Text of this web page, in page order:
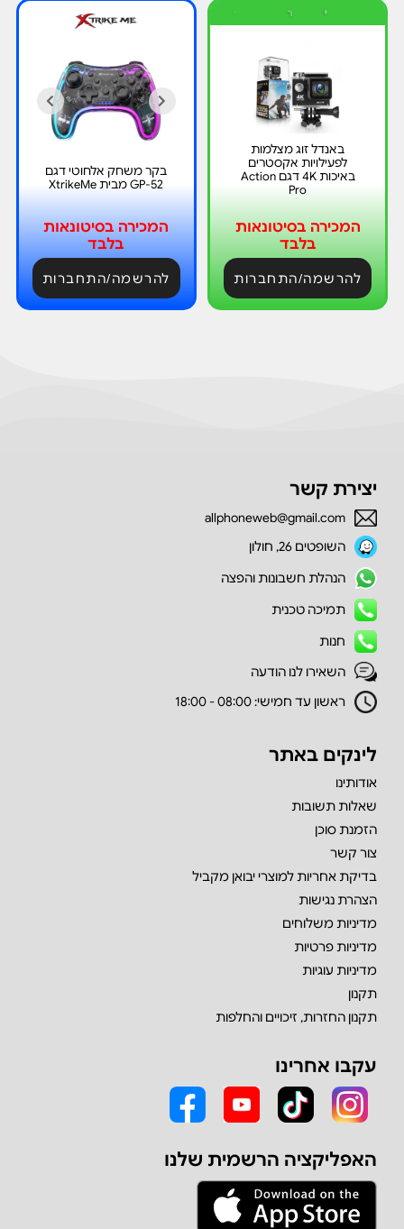
באנדל זוג מצלמות
לפעילויות אקסטרים
באיכות 4K דגם Action
Pro
המכירה בסיטונאות
בלבד
להרשמה/התחברות
בקר משחק אלחוטי דגם
GP-52 מבית XtrikeMe
המכירה בסיטונאות
בלבד
להרשמה/התחברות
יצירת קשר
allphoneweb@gmail.com
השופטים 26, חולון
הנהלת חשבונות והפצה
תמיכה טכנית
חנות
השאירו לנו הודעה
ראשון עד חמישי: 08:00 - 18:00
לינקים באתר
אודותינו
שאלות תשובות
הזמנת סוכן
צור קשר
בדיקת אחריות למוצרי יבואן מקביל
הצהרת נגישות
מדיניות משלוחים
מדיניות פרטיות
מדיניות עוגיות
תקנון
תקנון החזרות, זיכויים והחלפות
עקבו אחרינו
האפליקציה הרשמית שלנו